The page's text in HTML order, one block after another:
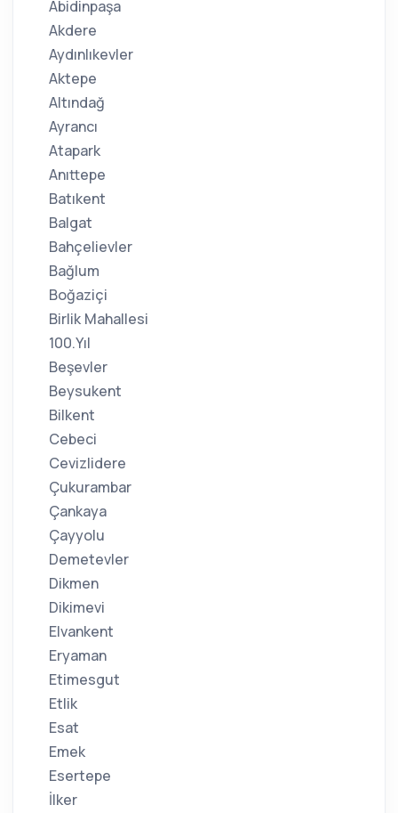
Abidinpaşa
Akdere
Aydınlıkevler
Aktepe
Altındağ
Ayrancı
Atapark
Anıttepe
Batıkent
Balgat
Bahçelievler
Bağlum
Boğaziçi
Birlik Mahallesi
100.Yıl
Beşevler
Beysukent
Bilkent
Cebeci
Cevizlidere
Çukurambar
Çankaya
Çayyolu
Demetevler
Dikmen
Dikimevi
Elvankent
Eryaman
Etimesgut
Etlik
Esat
Emek
Esertepe
İlker